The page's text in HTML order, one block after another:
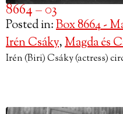
8664 – 03
Posted in:Box 8664 -
Irén Csáky,Magda és
Irén (Biri) Csáky (actress)